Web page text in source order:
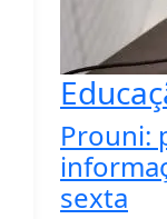
Prouni:
sexta